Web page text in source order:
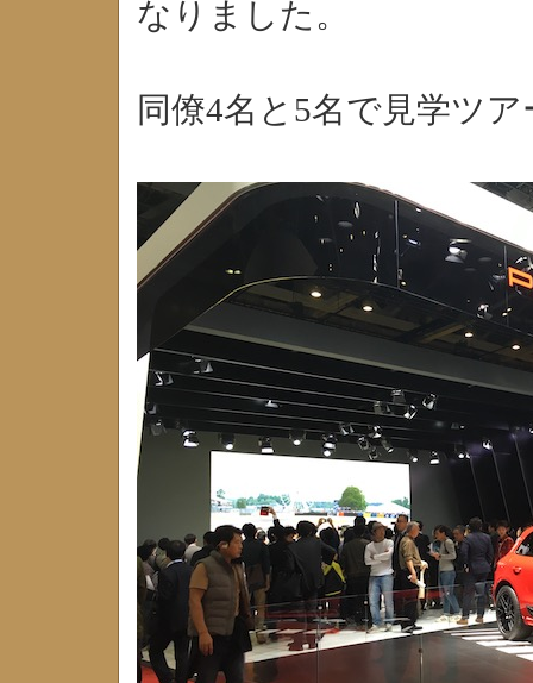
なりました。
同僚4名と5名で見学ツ